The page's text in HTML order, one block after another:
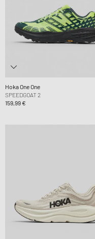
Hoka One One
SPEEDGOAT 2
159,99 €